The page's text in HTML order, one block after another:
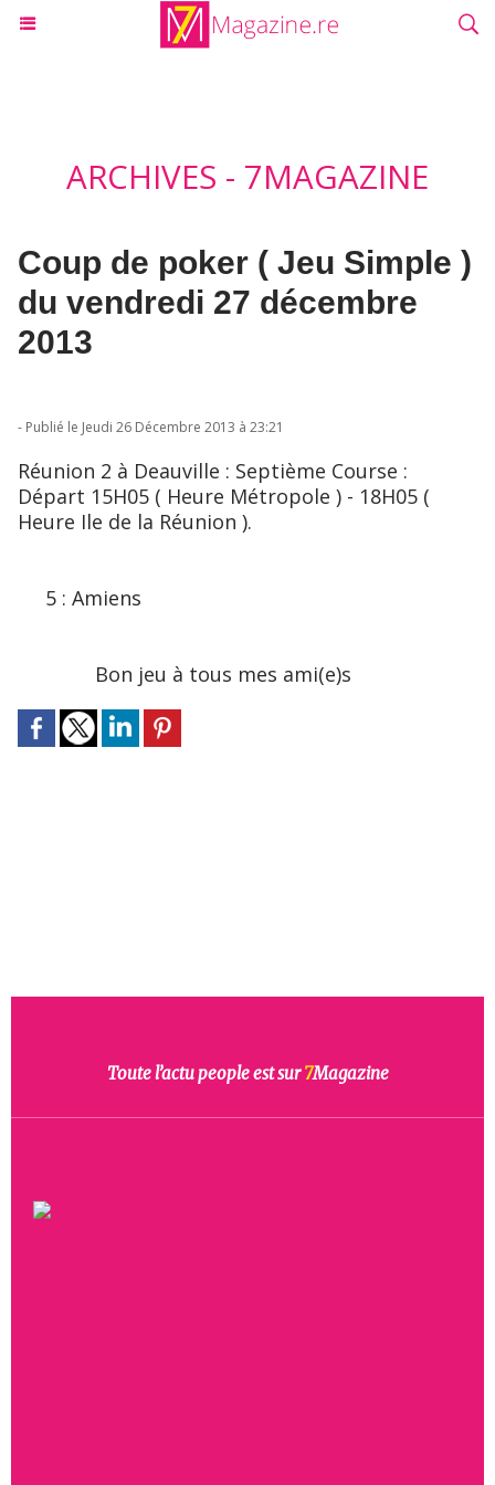
ARCHIVES - 7MAGAZINE
Coup de poker ( Jeu Simple )
du vendredi 27 décembre
2013
- Publié le Jeudi 26 Décembre 2013 à 23:21
Réunion 2 à Deauville : Septième Course :
Départ 15H05 ( Heure Métropole ) - 18H05 (
Heure Ile de la Réunion ).
5 : Amiens
Bon jeu à tous mes ami(e)s
Toute l’actu people est sur7Magazine